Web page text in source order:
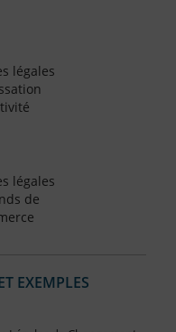
légales
légales
de
EXEMPLES